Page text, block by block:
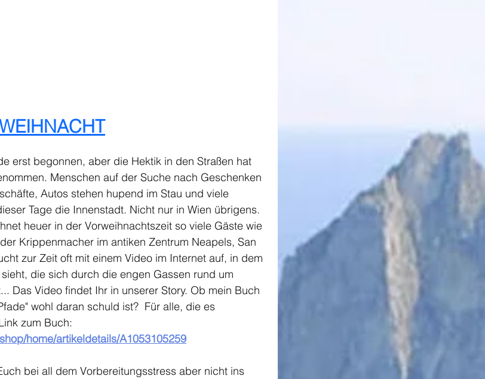
erst begonnen, aber die Hektik in den Straßen hat
Menschen auf der Suche nach Geschenken
Autos stehen hupend im Stau und viele
Tage die Innenstadt. Nicht nur in Wien übrigens.
heuer in der Vorweihnachtszeit so viele Gäste wie
Krippenmacher im antiken Zentrum Neapels, San
zur Zeit oft mit einem Video im Internet auf, in dem
die sich durch die engen Gassen rund um
Das Video findet Ihr in unserer Story. Ob mein Buch
wohl daran schuld ist?  Für alle, die es
zum Buch:
home/artikeldetails/A1053105259
bei all dem Vorbereitungsstress aber nicht ins